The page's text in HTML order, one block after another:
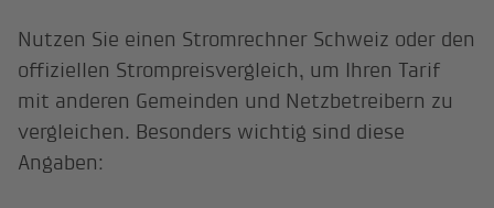
Nutzen Sie einen Stromrechner Schweiz oder den
offiziellen Strompreisvergleich, um Ihren Tarif
mit anderen Gemeinden und Netzbetreibern zu
vergleichen. Besonders wichtig sind diese
Angaben: